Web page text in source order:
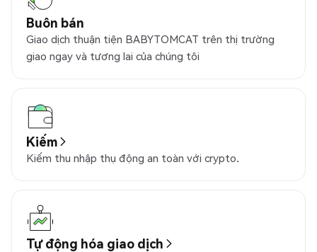
Buôn bán
Giao dịch thuận tiện BABYTOMCAT trên thị trường
giao ngay và tương lai của chúng tôi
Kiếm
Kiếm thu nhập thụ động an toàn với crypto.
Tự động hóa giao dịch